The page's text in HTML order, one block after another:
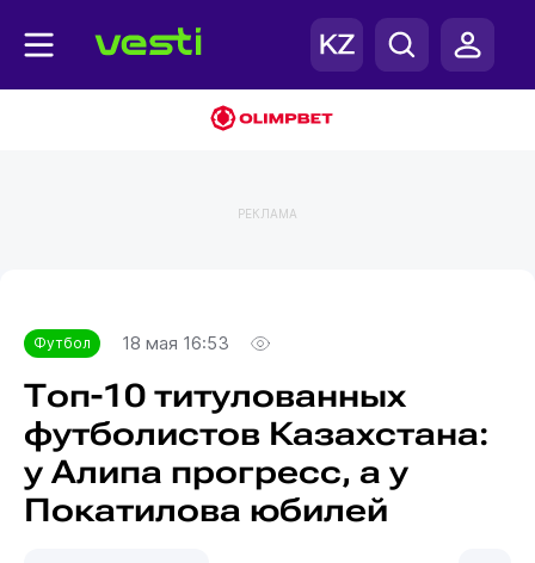
РЕКЛАМА
Футбол 18 мая 16:53
Топ-10 титулованных
футболистов Казахстана:
у Алипа прогресс, а у
Покатилова юбилей